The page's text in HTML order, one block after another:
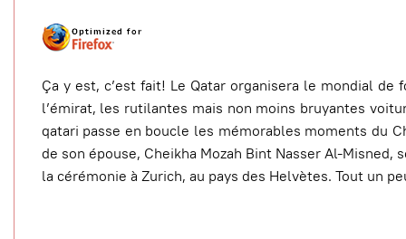
Ça y est, c’est fait! Le Qatar organisera le mondial
l’émirat, les rutilantes mais non moins bruyantes
qatari passe en boucle les mémorables moments du
de son épouse, Cheikha Mozah Bint Nasser Al-
la cérémonie à Zurich, au pays des Helvètes. Tout un